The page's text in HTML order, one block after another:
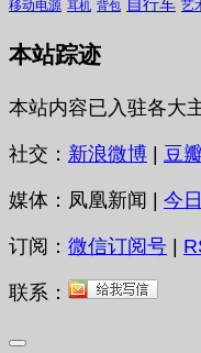
移动电源 耳机 背包 自行车 艺
本站踪迹
本站内容已入驻各大
社交： 新浪微博 | 豆
媒体：凤凰新闻 | 今
订阅： 微信订阅号 |
联系：